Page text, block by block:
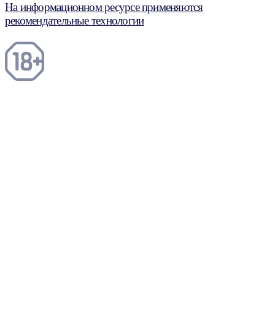
На информационном ресурсе применяются
рекомендательные технологии